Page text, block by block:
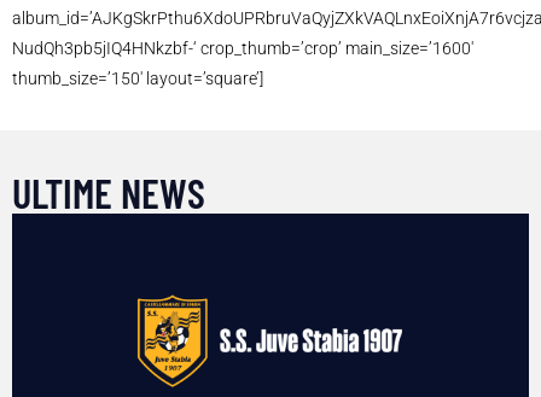
NudQh3pb5jIQ4HNkzbf-‘ crop_thumb=’crop’ main_size=’1600′
thumb_size=’150′ layout=’square’]
ULTIME NEWS